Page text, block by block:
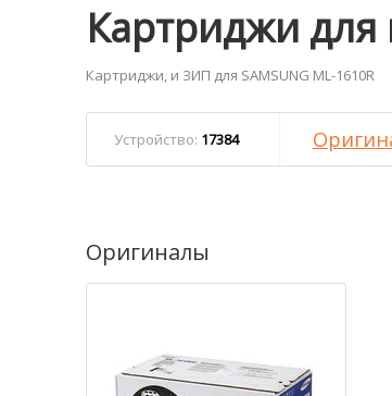
Картриджи для
Картриджи, и ЗИП для SAMSUNG ML-1610R
Устройство: 17384
Оригиналы